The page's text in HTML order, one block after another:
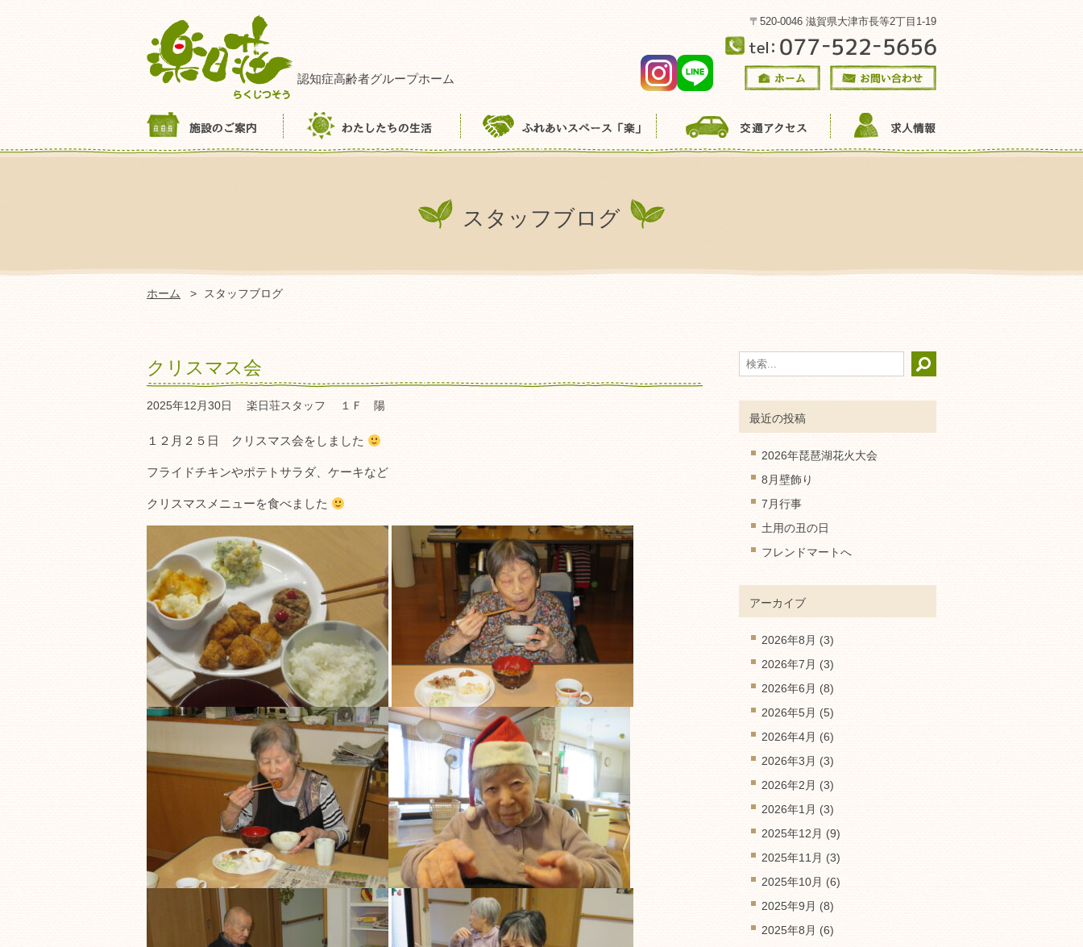
認知症高齢者グループホーム
〒520-0046 滋賀県大津市長等2丁目1-19
スタッフブログ
ホーム スタッフブログ
クリスマス会
2025年12月30日 楽日荘スタッフ １Ｆ 陽
１２月２５日 クリスマス会をしました
フライドチキンやポテトサラダ、ケーキなど
クリスマスメニューを食べました
最近の投稿
2026年琵琶湖花火大会
8月壁飾り
7月行事
土用の丑の日
フレンドマートへ
アーカイブ
2026年8月 (3)
2026年7月 (3)
2026年6月 (8)
2026年5月 (5)
2026年4月 (6)
2026年3月 (3)
2026年2月 (3)
2026年1月 (3)
2025年12月 (9)
2025年11月 (3)
2025年10月 (6)
2025年9月 (8)
2025年8月 (6)